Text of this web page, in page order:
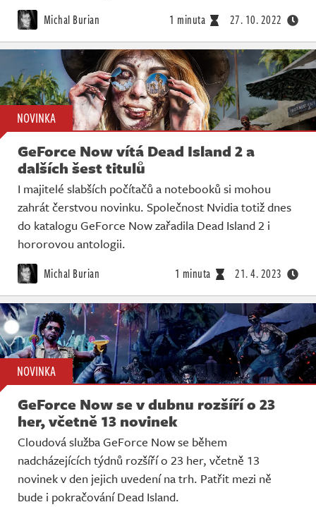
Michal Burian 1 minuta 27. 10. 2022
NOVINKA
GeForce Now vítá Dead Island 2 a
dalších šest titulů
I majitelé slabších počítačů a notebooků si mohou
zahrát čerstvou novinku. Společnost Nvidia totiž dnes
do katalogu GeForce Now zařadila Dead Island 2 i
hororovou antologii.
Michal Burian 1 minuta 21. 4. 2023
NOVINKA
GeForce Now se v dubnu rozšíří o 23
her, včetně 13 novinek
Cloudová služba GeForce Now se během
nadcházejících týdnů rozšíří o 23 her, včetně 13
novinek v den jejich uvedení na trh. Patřit mezi ně
bude i pokračování Dead Island.